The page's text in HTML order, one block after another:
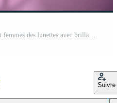
mouvement le long de élégant femmes des lunettes avec brillant modèle jante Vidéo Pro
Suivre